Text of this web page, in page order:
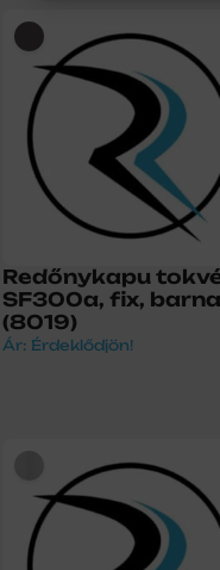
Redőnykapu
SF300a, fix, barna
(8019)
Ár: Érdeklődjön!